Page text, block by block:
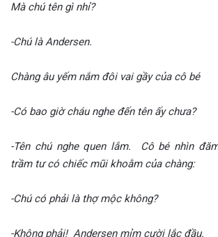
Mà chú tên gì nhỉ?
-Chú là Andersen.
Chàng âu yếm nắm đôi vai gầy của cô bé
-Có bao giờ cháu nghe đến tên ấy chưa?
-Tên chú nghe quen lắm. Cô bé nhìn
trầm tư có chiếc mũi khoằm của chàng:
-Chú có phải là thợ mộc không?
-Không phải! Andersen mỉm cười lắc đầu.